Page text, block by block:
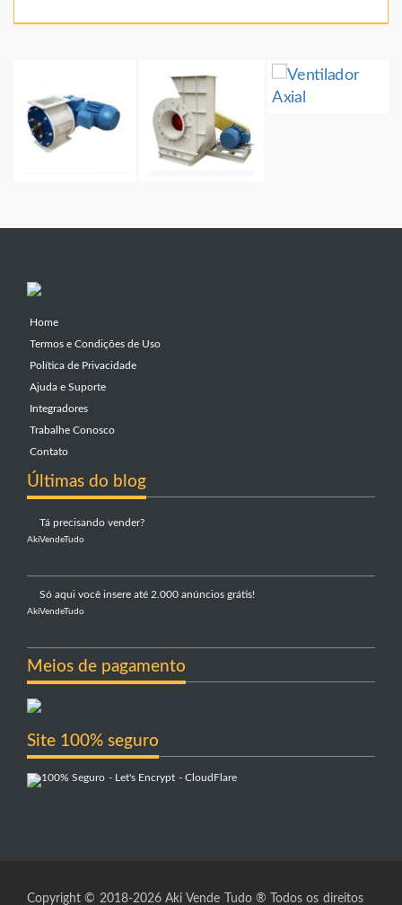
Home
Termos e Condições de Uso
Política de Privacidade
Ajuda e Suporte
Integradores
Trabalhe Conosco
Contato
Últimas do blog
Tá precisando vender?
AkiVendeTudo
Só aqui você insere até 2.000 anúncios grátis!
AkiVendeTudo
Meios de pagamento
Site 100% seguro
Copyright © 2018-2026 Aki Vende Tudo ® Todos os direitos